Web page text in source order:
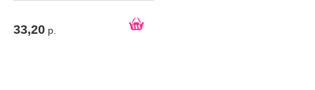
33,20 р.